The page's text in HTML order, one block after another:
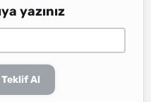
yazınız
Al